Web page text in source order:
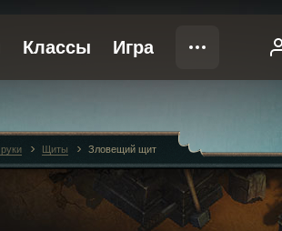
Щиты Зловещий щит